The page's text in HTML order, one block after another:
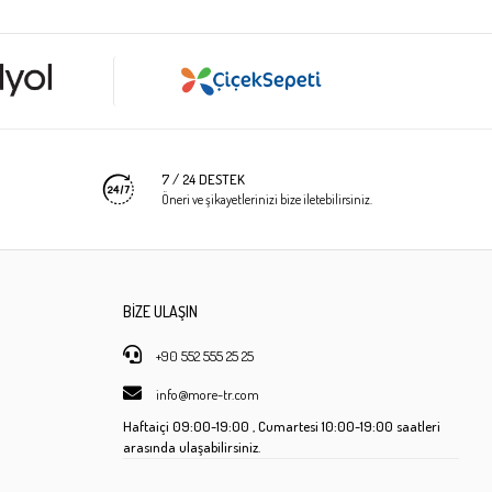
7 / 24 DESTEK
Öneri ve şikayetlerinizi bize iletebilirsiniz.
BİZE ULAŞIN
+90 552 555 25 25
info@more-tr.com
Haftaiçi 09:00-19:00 , Cumartesi10:00-19:00 saatleri
arasında ulaşabilirsiniz.